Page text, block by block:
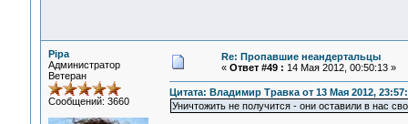
Pipa
Администратор
Ветеран
Сообщений: 3660
Re: Пропавшие неандертальцы
« Ответ #49 : 14 Мая 2012, 00:50:13 »
Цитата: Владимир Травка от 13 Мая 2012,
Уничтожить не получится - они оставили в нас